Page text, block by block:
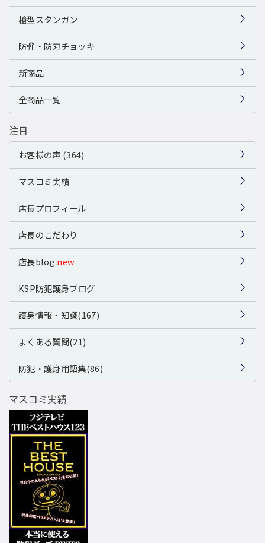
槍型スタンガン
防弾・防刃チョッキ
新商品
全商品一覧
注目
お客様の声 (364)
マスコミ実績
店長プロフィール
店長のこだわり
店長blog new
KSP防犯護身ブログ
護身情報・知識(167)
よくある質問(21)
防犯・護身用語集(86)
マスコミ実績